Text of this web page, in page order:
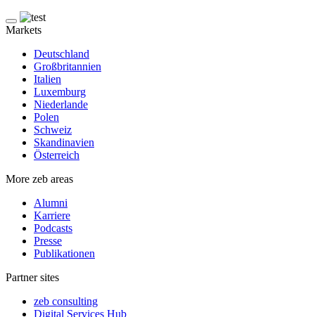
Markets
Deutschland
Großbritannien
Italien
Luxemburg
Niederlande
Polen
Schweiz
Skandinavien
Österreich
More zeb areas
Alumni
Karriere
Podcasts
Presse
Publikationen
Partner sites
zeb consulting
Digital Services Hub